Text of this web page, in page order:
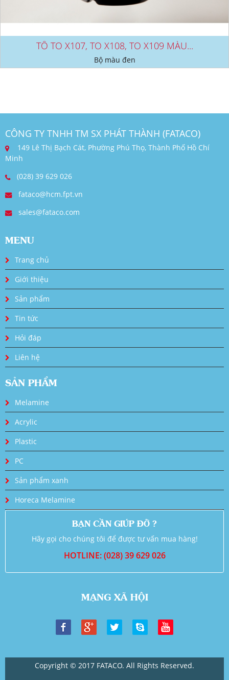
TÔ TO X107, TO X108, TO X109 MÀU...
Bộ màu đen
CÔNG TY TNHH TM SX PHÁT THÀNH (FATACO)
149 Lê Thị Bạch Cát, Phường Phú Thọ, Thành Phố Hồ Chí
Minh
(028) 39 629 026
fataco@hcm.fpt.vn
sales@fataco.com
MENU
Trang chủ
Giới thiệu
Sản phẩm
Tin tức
Hỏi đáp
Liên hệ
SẢN PHẨM
Melamine
Acrylic
Plastic
PC
Sản phẩm xanh
Horeca Melamine
BẠN CẦN GIÚP ĐỠ ?
Hãy gọi cho chúng tôi để được tư vấn mua hàng!
HOTLINE: (028) 39 629 026
MẠNG XÃ HỘI
Copyright © 2017 FATACO. All Rights Reserved.